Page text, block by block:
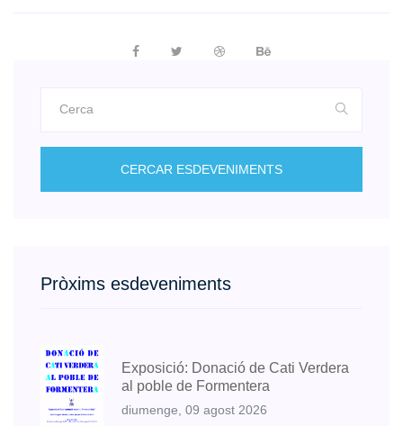
CERCAR ESDEVENIMENTS
Pròxims esdeveniments
Exposició: Donació de Cati Verdera
al poble de Formentera
diumenge, 09 agost 2026